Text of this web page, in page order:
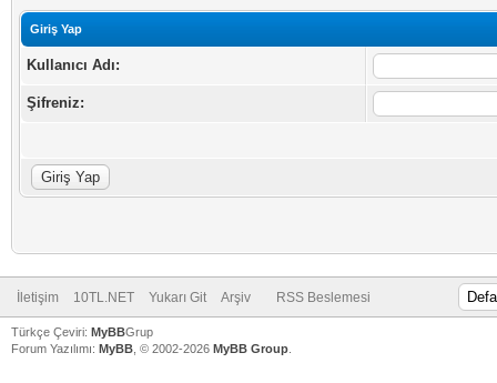
Giriş Yap
Kullanıcı Adı:
Şifreniz:
İletişim 10TL.NET Yukarı Git Arşiv RSS Beslemesi
Türkçe Çeviri: MyBBGrup
Forum Yazılımı: MyBB , © 2002-2026 MyBB Group